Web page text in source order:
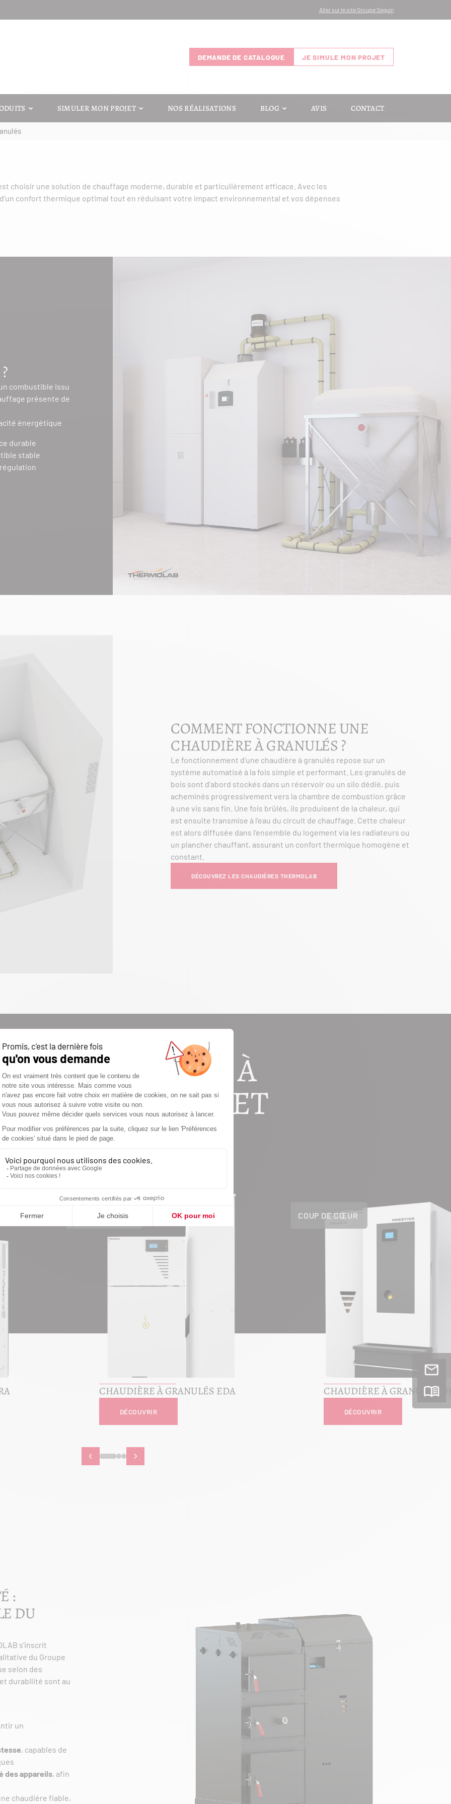
Aller sur le site Groupe Seguin
DEMANDE DE CATALOGUE JE SIMULE MON PROJET
SIMULER MON PROJET NOS RÉALISATIONS BLOG AVIS CONTACT
CHAUDIÈRES À GRANULÉS
choisir une solution de chauffage moderne, durable et particulièrement efficace. Avec les
confort thermique optimal tout en réduisant votre impact environnemental et vos dépenses
combustible issu
présente de
énergétique
durable
stable
COMMENT FONCTIONNE UNE
CHAUDIÈRE À GRANULÉS ?
Le fonctionnement d’une chaudière à granulés repose sur un
système automatisé à la fois simple et performant. Les granulés de
bois sont d’abord stockés dans un réservoir ou un silo dédié, puis
acheminés progressivement vers la chambre de combustion grâce
à une vis sans fin. Une fois brûlés, ils produisent de la chaleur, qui
est ensuite transmise à l’eau du circuit de chauffage. Cette chaleur
est alors diffusée dans l’ensemble du logement via les radiateurs ou
un plancher chauffant, assurant un confort thermique homogène et
constant.
DÉCOUVREZ LES CHAUDIÈRES THERMOLAB
CHAUDIÈRES À
FIABLE ET
EFFICACE !
COUP DE CŒUR
CHAUDIÈRE À GRANULÉS EDA
DÉCOUVRIR
COUP DE CŒUR
CHAUDIÈRE À GRANULÉS
DÉCOUVRIR
:
DU
s’inscrit
du Groupe
selon des
durabilité sont au
un
, capables de
des appareils, afin
chaudière fiable,